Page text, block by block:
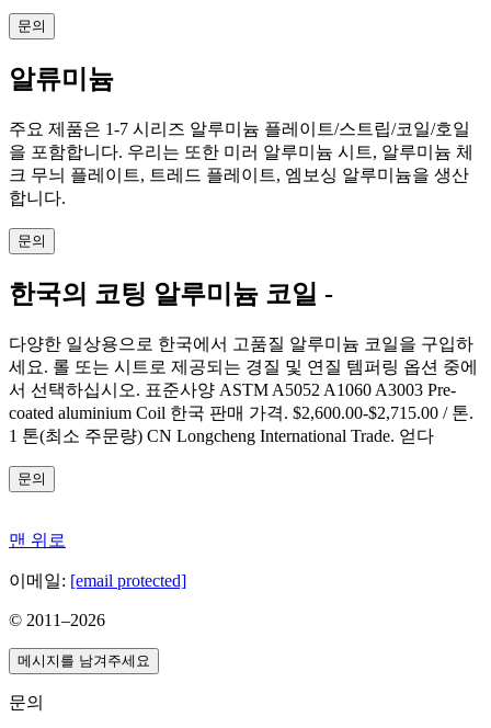
문의
알류미늄
주요 제품은 1-7 시리즈 알루미늄 플레이트/스트립/코일/호일
을 포함합니다. 우리는 또한 미러 알루미늄 시트, 알루미늄 체
크 무늬 플레이트, 트레드 플레이트, 엠보싱 알루미늄을 생산
합니다.
문의
한국의 코팅 알루미늄 코일 -
다양한 일상용으로 한국에서 고품질 알루미늄 코일을 구입하
세요. 롤 또는 시트로 제공되는 경질 및 연질 템퍼링 옵션 중에
서 선택하십시오. 표준사양 ASTM A5052 A1060 A3003 Pre-
coated aluminium Coil 한국 판매 가격. $2,600.00-$2,715.00 / 톤.
1 톤(최소 주문량) CN Longcheng International Trade. 얻다
문의
맨 위로
이메일: [email protected]
© 2011–2026
메시지를 남겨주세요
문의